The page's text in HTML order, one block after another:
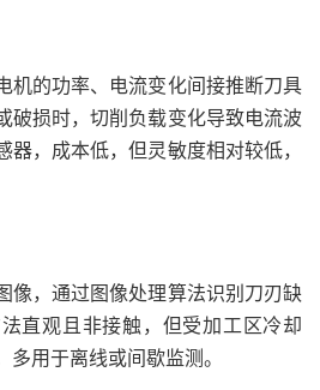
机的功率、电流变化间接推断刀具
破损时，切削负载变化导致电流波
，成本低，但灵敏度相对较低，
像，通过图像处理算法识别刀刃缺
直观且非接触，但受加工区冷却
用于离线或间歇监测。